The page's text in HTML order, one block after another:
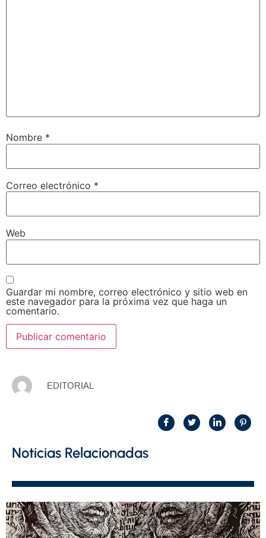
Nombre *
Correo electrónico *
Web
Guardar mi nombre, correo electrónico y sitio web en
este navegador para la próxima vez que haga un
comentario.
EDITORIAL
Noticias Relacionadas